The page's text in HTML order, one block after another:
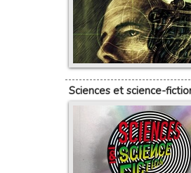
Sciences et science-